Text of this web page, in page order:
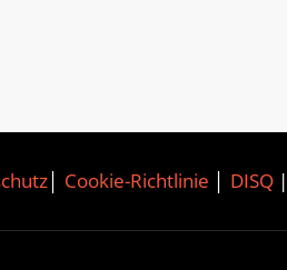
│ Cookie-Richtlinie DISQ|